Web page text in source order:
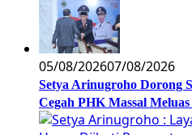
05/08/202607/08/2026
Setya Arinugroho Dorong
Cegah PHK Massal